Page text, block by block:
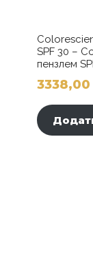
SPF 30 –
пензлем
3338,00